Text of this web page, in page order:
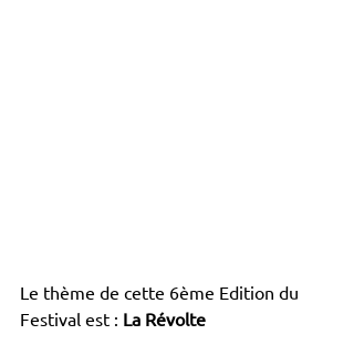
Le thème de cette 6ème Edition du
Festival est : La Révolte